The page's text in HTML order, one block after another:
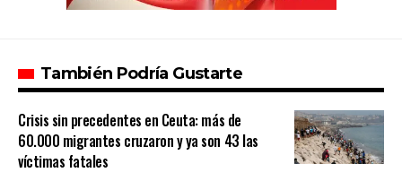
También Podría Gustarte
Crisis sin precedentes en Ceuta: más de
60.000 migrantes cruzaron y ya son 43 las
víctimas fatales